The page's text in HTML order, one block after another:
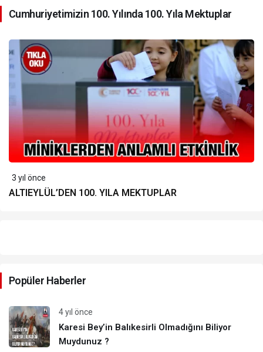
Cumhuriyetimizin 100. Yılında 100. Yıla Mektuplar
3 yıl önce
ALTIEYLÜL’DEN 100. YILA MEKTUPLAR
Popüler Haberler
4 yıl önce
Karesi Bey’in Balıkesirli Olmadığını Biliyor
Muydunuz ?